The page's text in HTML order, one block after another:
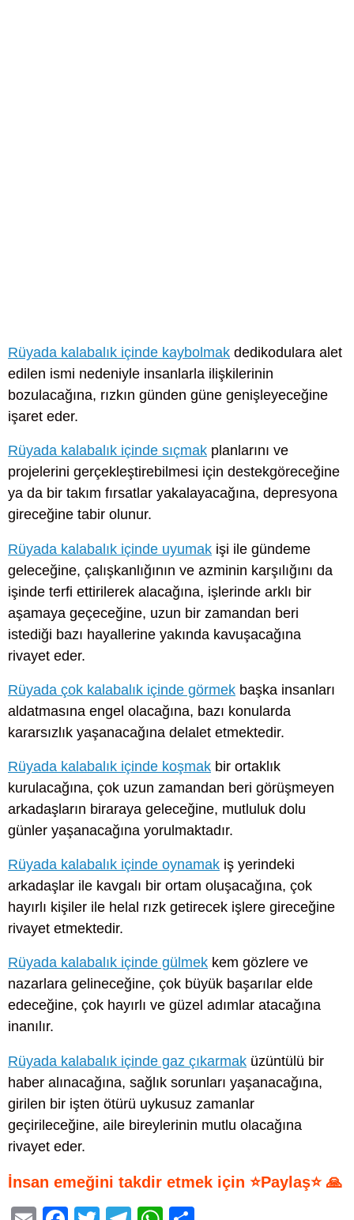
Rüyada kalabalık içinde kaybolmak dedikodulara alet
edilen ismi nedeniyle insanlarla ilişkilerinin
bozulacağına, rızkın günden güne genişleyeceğine
işaret eder.
Rüyada kalabalık içinde sıçmak planlarını ve
projelerini gerçekleştirebilmesi için destekgöreceğine
ya da bir takım fırsatlar yakalayacağına, depresyona
gireceğine tabir olunur.
Rüyada kalabalık içinde uyumak işi ile gündeme
geleceğine, çalışkanlığının ve azminin karşılığını da
işinde terfi ettirilerek alacağına, işlerinde arklı bir
aşamaya geçeceğine, uzun bir zamandan beri
istediği bazı hayallerine yakında kavuşacağına
rivayet eder.
Rüyada çok kalabalık içinde görmek başka insanları
aldatmasına engel olacağına, bazı konularda
kararsızlık yaşanacağına delalet etmektedir.
Rüyada kalabalık içinde koşmak bir ortaklık
kurulacağına, çok uzun zamandan beri görüşmeyen
arkadaşların biraraya geleceğine, mutluluk dolu
günler yaşanacağına yorulmaktadır.
Rüyada kalabalık içinde oynamak iş yerindeki
arkadaşlar ile kavgalı bir ortam oluşacağına, çok
hayırlı kişiler ile helal rızk getirecek işlere gireceğine
rivayet etmektedir.
Rüyada kalabalık içinde gülmek kem gözlere ve
nazarlara gelineceğine, çok büyük başarılar elde
edeceğine, çok hayırlı ve güzel adımlar atacağına
inanılır.
Rüyada kalabalık içinde gaz çıkarmak üzüntülü bir
haber alınacağına, sağlık sorunları yaşanacağına,
girilen bir işten ötürü uykusuz zamanlar
geçirileceğine, aile bireylerinin mutlu olacağına
rivayet eder.
İnsan emeğini takdir etmek için ⭐Paylaş⭐ 🙏